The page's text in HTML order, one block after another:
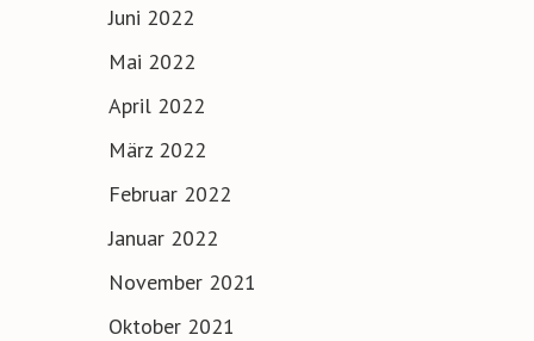
Juni 2022
Mai 2022
April 2022
März 2022
Februar 2022
Januar 2022
November 2021
Oktober 2021